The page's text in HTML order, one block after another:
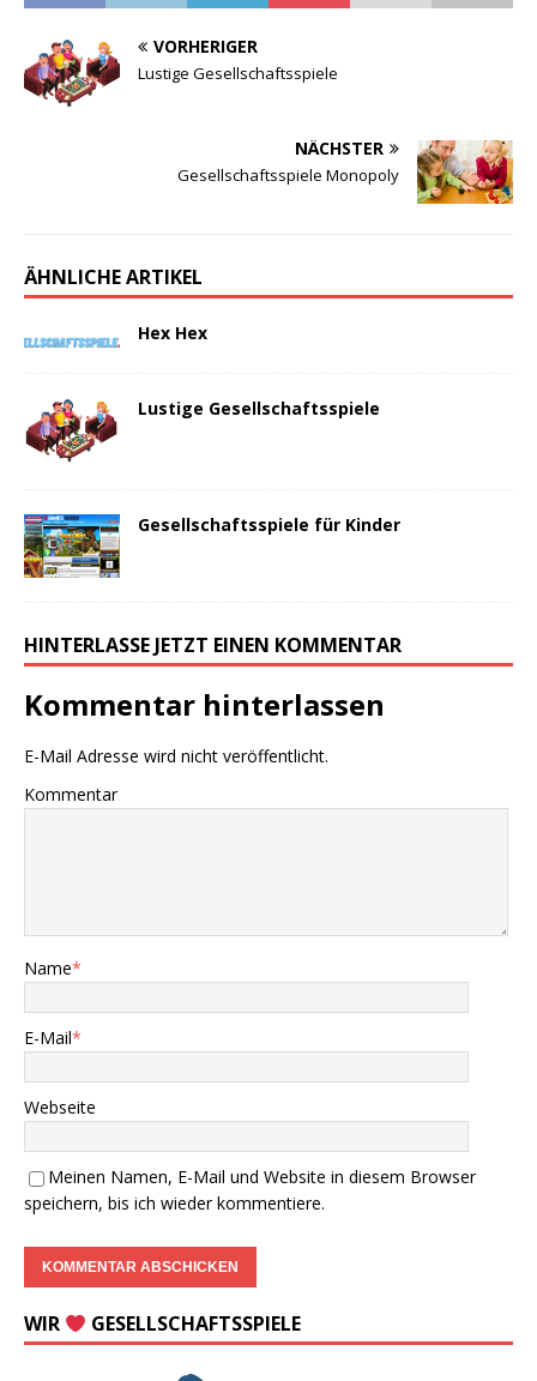
VORHERIGER
Lustige Gesellschaftsspiele
NÄCHSTER
Gesellschaftsspiele Monopoly
ÄHNLICHE ARTIKEL
Hex Hex
Lustige Gesellschaftsspiele
Gesellschaftsspiele für Kinder
HINTERLASSE JETZT EINEN KOMMENTAR
Kommentar hinterlassen
E-Mail Adresse wird nicht veröffentlicht.
Kommentar
Name*
E-Mail*
Webseite
Meinen Namen, E-Mail und Website in diesem Browser
speichern, bis ich wieder kommentiere.
WIR GESELLSCHAFTSSPIELE